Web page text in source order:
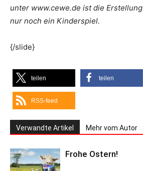
unter www.cewe.de ist die
nur noch ein Kinderspiel.
{/slide}
teilen teilen
RSS-feed
Verwandte Artikel Mehr vom Autor
Frohe Ostern!